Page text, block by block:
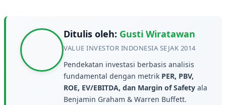
Ditulis oleh: Gusti Wiratawan
VALUE INVESTOR INDONESIA SEJAK 2014
Pendekatan investasi berbasis analisis
fundamental dengan metrik PER, PBV,
ROE, EV/EBITDA, dan Margin of Safety ala
Benjamin Graham & Warren Buffett.